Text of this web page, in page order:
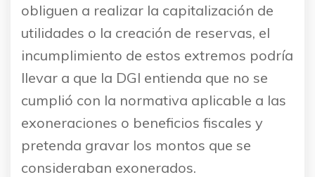
obliguen a realizar la capitalización de
utilidades o la creación de reservas, el
incumplimiento de estos extremos podría
llevar a que la DGI entienda que no se
cumplió con la normativa aplicable a las
exoneraciones o beneficios fiscales y
pretenda gravar los montos que se
consideraban exonerados.